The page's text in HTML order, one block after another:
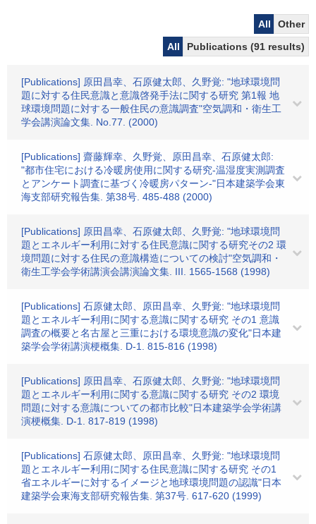
All
Other
All
Publications (91 results)
[Publications] 原田昌幸、石原健太郎、久野覚: "地球環境問
題に対する住民意識と意識啓発手法に関する研究 第1報 地
球環境問題に対する一般住民の意識調査"空気調和・衛生工
学会講演論文集. No.77. (2000)
[Publications] 齋藤輝幸、久野覚、原田昌幸、石原健太郎:
"都市住宅における冷暖房使用に関する研究-温湿度実測調査
とアンケート調査に基づく冷暖房パターン-"日本建築学会東
海支部研究報告集. 第38号. 485-488 (2000)
[Publications] 原田昌幸、石原健太郎、久野覚: "地球環境問
題とエネルギー利用に対する住民意識に関する研究その2 環
境問題に対する住民の意識構造についての検討"空気調和・
衛生工学会学術講演会講演論文集. III. 1565-1568 (1998)
[Publications] 石原健太郎、原田昌幸、久野覚: "地球環境問
題とエネルギー利用に関する意識に関する研究 その1 意識
調査の概要と名古屋と三重における環境意識の変化"日本建
築学会学術講演梗概集. D-1. 815-816 (1998)
[Publications] 原田昌幸、石原健太郎、久野覚: "地球環境問
題とエネルギー利用に関する意識に関する研究 その2 環境
問題に対する意識についての都市比較"日本建築学会学術講
演梗概集. D-1. 817-819 (1998)
[Publications] 石原健太郎、原田昌幸、久野覚: "地球環境問
題とエネルギー利用に関する住民意識に関する研究 その1
省エネルギーに対するイメージと地球環境問題の認識"日本
建築学会東海支部研究報告集. 第37号. 617-620 (1999)